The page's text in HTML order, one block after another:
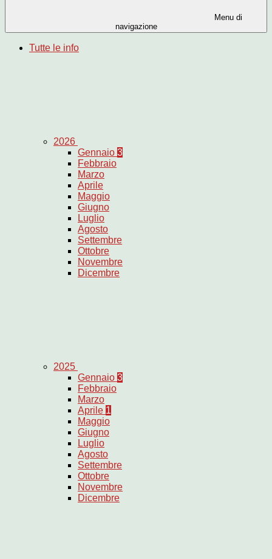
Menu di
navigazione
Tutte le info
2026
Gennaio 3
Febbraio
Marzo
Aprile
Maggio
Giugno
Luglio
Agosto
Settembre
Ottobre
Novembre
Dicembre
2025
Gennaio 3
Febbraio
Marzo
Aprile 1
Maggio
Giugno
Luglio
Agosto
Settembre
Ottobre
Novembre
Dicembre